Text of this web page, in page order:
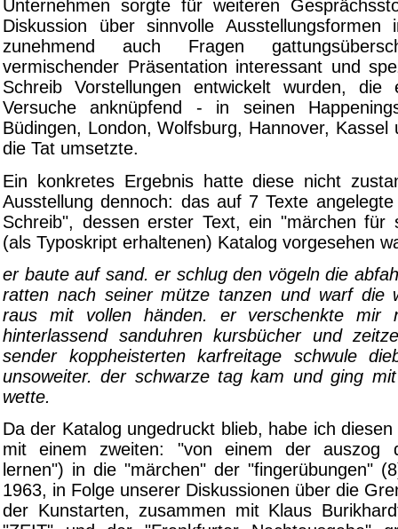
Unternehmen sorgte für weiteren
Diskussion über sinnvolle
zunehmend auch Fragen
vermischender Präsentation interessant und
Schreib Vorstellungen entwickelt wurden,
Versuche anknüpfend - in seinen
Büdingen, London, Wolfsburg, Hannover, Kassel
die Tat umsetzte.
Ein konkretes Ergebnis hatte diese nicht
Ausstellung dennoch: das auf 7 Texte
Schreib", dessen erster Text, ein "märchen für
(als Typoskript erhaltenen) Katalog vorgesehen
er baute auf sand. er schlug den vögeln die
ratten nach seiner mütze tanzen und warf die
raus mit vollen händen. er verschenkte mir
hinterlassend sanduhren kursbücher und
sender koppheisterten karfreitage schwule
unsoweiter. der schwarze tag kam und ging
wette.
Da der Katalog ungedruckt blieb, habe ich
mit einem zweiten: "von einem der auszog
lernen") in die "märchen" der "fingerübungen"
1963, in Folge unserer Diskussionen über die
der Kunstarten, zusammen mit Klaus